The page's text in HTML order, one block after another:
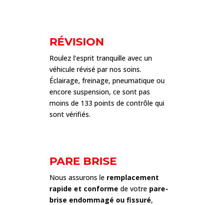
RÉVISION
Roulez l’esprit tranquille avec un
véhicule révisé par nos soins.
Éclairage, freinage, pneumatique ou
encore suspension, ce sont pas
moins de 133 points de contrôle qui
sont vérifiés.
PARE BRISE
Nous assurons le remplacement
rapide et conforme de votre pare-
brise endommagé ou fissuré,